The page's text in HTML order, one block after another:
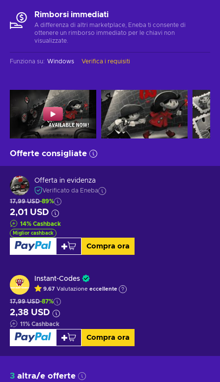
Rimborsi immediati
A differenza di altri marketplace, Eneba ti consente di
ottenere un rimborso immediato per le chiavi non
visualizzate.
Funziona su: Windows Verifica i requisiti
Offerte consigliate
Offerta in evidenza
Verificato da Eneba
17,99 USD-89%
2,01 USD
14% Cashback
Miglior cashback
Compra ora
Instant-Codes
9.67 Valutazione eccellente
17,99 USD-87%
2,38 USD
11% Cashback
Compra ora
3 altra/e offerte